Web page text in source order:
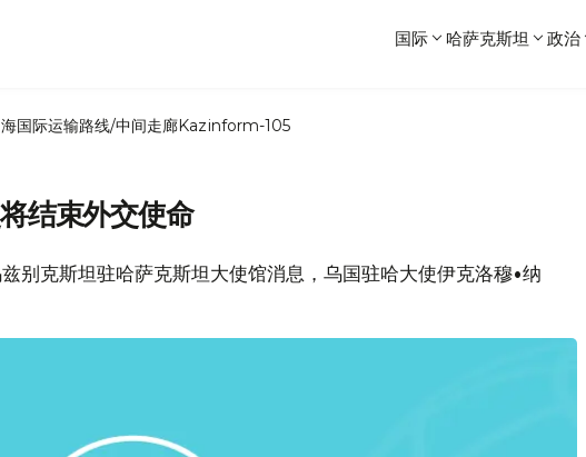
国际 哈萨克斯坦 政治
国际运输路线/中间走廊Kazinform-105
结束外交使命
别克斯坦驻哈萨克斯坦大使馆消息，乌国驻哈大使伊克洛穆•纳